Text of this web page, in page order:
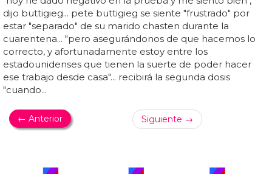
dijo buttigieg... pete buttigieg se siente "frustrado" por
estar "separado" de su marido chasten durante la
cuarentena... "pero asegurándonos de que hacemos lo
correcto, y afortunadamente estoy entre los
estadounidenses que tienen la suerte de poder hacer
ese trabajo desde casa"... recibirá la segunda dosis
"cuando...
← Anterior Siguiente →